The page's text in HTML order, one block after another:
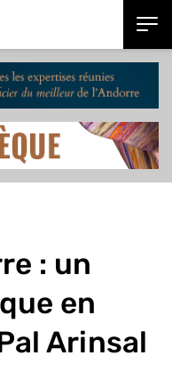
: un
en
Arinsal